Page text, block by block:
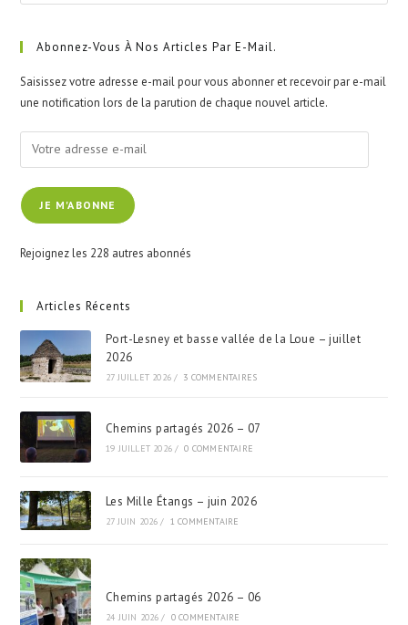
Abonnez-Vous À Nos Articles Par E-Mail.
Saisissez votre adresse e-mail pour vous abonner et recevoir par e-mail
une notification lors de la parution de chaque nouvel article.
Votre
adresse
e-
mailJE M'ABONNE
Rejoignez les 228 autres abonnés
Articles Récents
Port-Lesney et basse vallée de la Loue – juillet
2026
27 JUILLET 2026 / 3 COMMENTAIRES
Chemins partagés 2026 – 07
19 JUILLET 2026 / 0 COMMENTAIRE
Les Mille Étangs – juin 2026
27 JUIN 2026 / 1 COMMENTAIRE
Chemins partagés 2026 – 06
24 JUIN 2026 / 0 COMMENTAIRE